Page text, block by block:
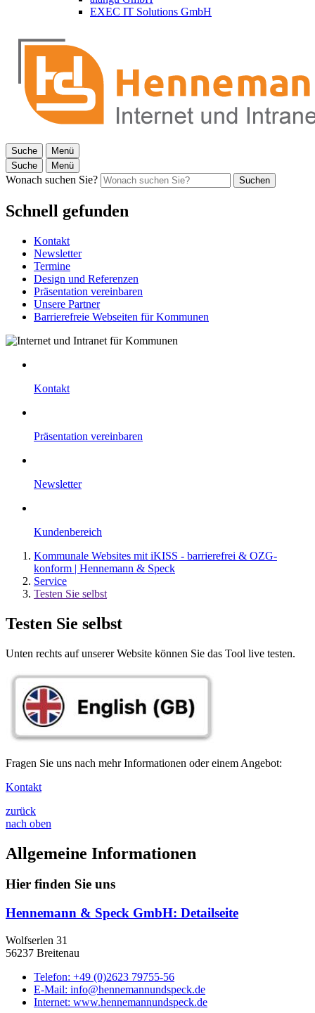
EXEC IT Solutions GmbH
Suche
Menü
Suche
Menü
Wonach suchen Sie? Suchen
Schnell gefunden
Kontakt
Newsletter
Termine
Design und Referenzen
Präsentation vereinbaren
Unsere Partner
Barrierefreie Webseiten für Kommunen
Kontakt
Präsentation vereinbaren
Newsletter
Kundenbereich
Kommunale Websites mit iKISS - barrierefrei & OZG-
konform | Hennemann & Speck
Service
Testen Sie selbst
Testen Sie selbst
Unten rechts auf unserer Website können Sie das Tool live testen.
Fragen Sie uns nach mehr Informationen oder einem Angebot:
Kontakt
zurück
nach oben
Allgemeine Informationen
Hier finden Sie uns
Hennemann & Speck GmbH: Detailseite
Wolfserlen 31
56237 Breitenau
Telefon: +49 (0)2623 79755-56
E-Mail: info@hennemannundspeck.de
Internet: www.hennemannundspeck.de